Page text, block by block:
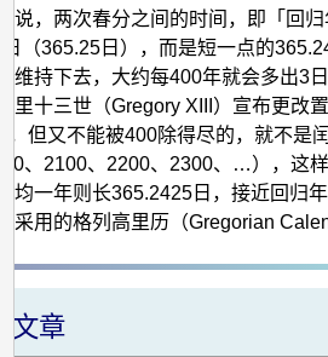
说，两次春分之间的时间，即「回
（365.25日），而是短一点的
维持下去，大约每400年就会多出3
里十三世（Gregory XIII）宣布更改
，但又不能被400除得尽的，就不是
、2100、2200、2300、…），这
均一年则长365.2425日，接近回归
采用的格列高里历（Gregorian
文章